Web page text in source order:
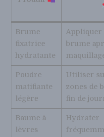
Brume
fixatrice
hydratante
Appliquer
brume
Poudre
matifiante
légère
Utiliser
zones de
fin de
Baume à
lèvres
Hydrater